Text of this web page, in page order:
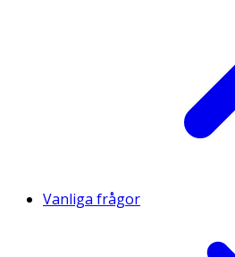
Vanliga frågor